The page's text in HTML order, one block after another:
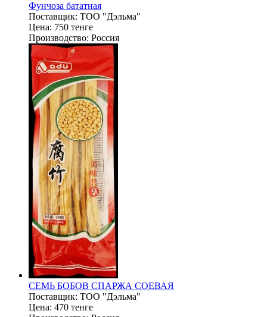
Фунчоза бататная
Поставщик: ТОО "Дэльма"
Цена: 750 тенге
Производство: Россия
СЕМЬ БОБОВ СПАРЖА СОЕВАЯ
Поставщик: ТОО "Дэльма"
Цена: 470 тенге